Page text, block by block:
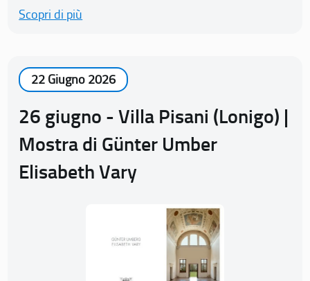
Scopri di più
22 Giugno 2026
26 giugno - Villa Pisani (Lonigo) |
Mostra di Günter Umber
Elisabeth Vary